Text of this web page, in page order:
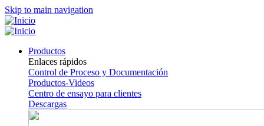
Skip to main navigation
Productos
Enlaces rápidos
Control de Proceso y Documentación
Productos-Videos
Centro de ensayo para clientes
Descargas